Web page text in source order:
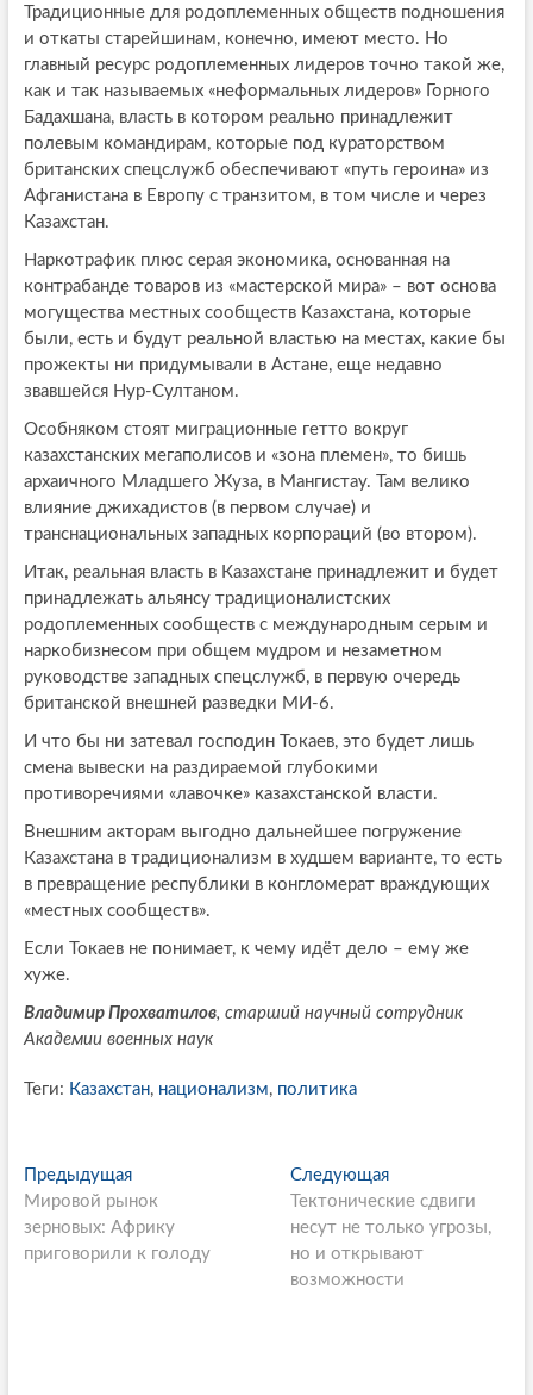
Традиционные для родоплеменных обществ подношения
и откаты старейшинам, конечно, имеют место. Но
главный ресурс родоплеменных лидеров точно такой же,
как и так называемых «неформальных лидеров» Горного
Бадахшана, власть в котором реально принадлежит
полевым командирам, которые под кураторством
британских спецслужб обеспечивают «путь героина» из
Афганистана в Европу с транзитом, в том числе и через
Казахстан.
Наркотрафик плюс серая экономика, основанная на
контрабанде товаров из «мастерской мира» – вот основа
могущества местных сообществ Казахстана, которые
были, есть и будут реальной властью на местах, какие бы
прожекты ни придумывали в Астане, еще недавно
звавшейся Нур-Султаном.
Особняком стоят миграционные гетто вокруг
казахстанских мегаполисов и «зона племен», то бишь
архаичного Младшего Жуза, в Мангистау. Там велико
влияние джихадистов (в первом случае) и
транснациональных западных корпораций (во втором).
Итак, реальная власть в Казахстане принадлежит и будет
принадлежать альянсу традиционалистских
родоплеменных сообществ с международным серым и
наркобизнесом при общем мудром и незаметном
руководстве западных спецслужб, в первую очередь
британской внешней разведки МИ-6.
И что бы ни затевал господин Токаев, это будет лишь
смена вывески на раздираемой глубокими
противоречиями «лавочке» казахстанской власти.
Внешним акторам выгодно дальнейшее погружение
Казахстана в традиционализм в худшем варианте, то есть
в превращение республики в конгломерат враждующих
«местных сообществ».
Если Токаев не понимает, к чему идёт дело – ему же
хуже.
Владимир Прохватилов, старший научный сотрудник
Академии военных наук
Теги: Казахстан, национализм, политика
P
o
s
ПредыдущаяП
р
е
д
Мировой рынок
зерновых: Африку
приговорили к голоду
Следующая
л
е
д
у
Тектонические сдвиги
несут не только угрозы,
но и открывают
возможности